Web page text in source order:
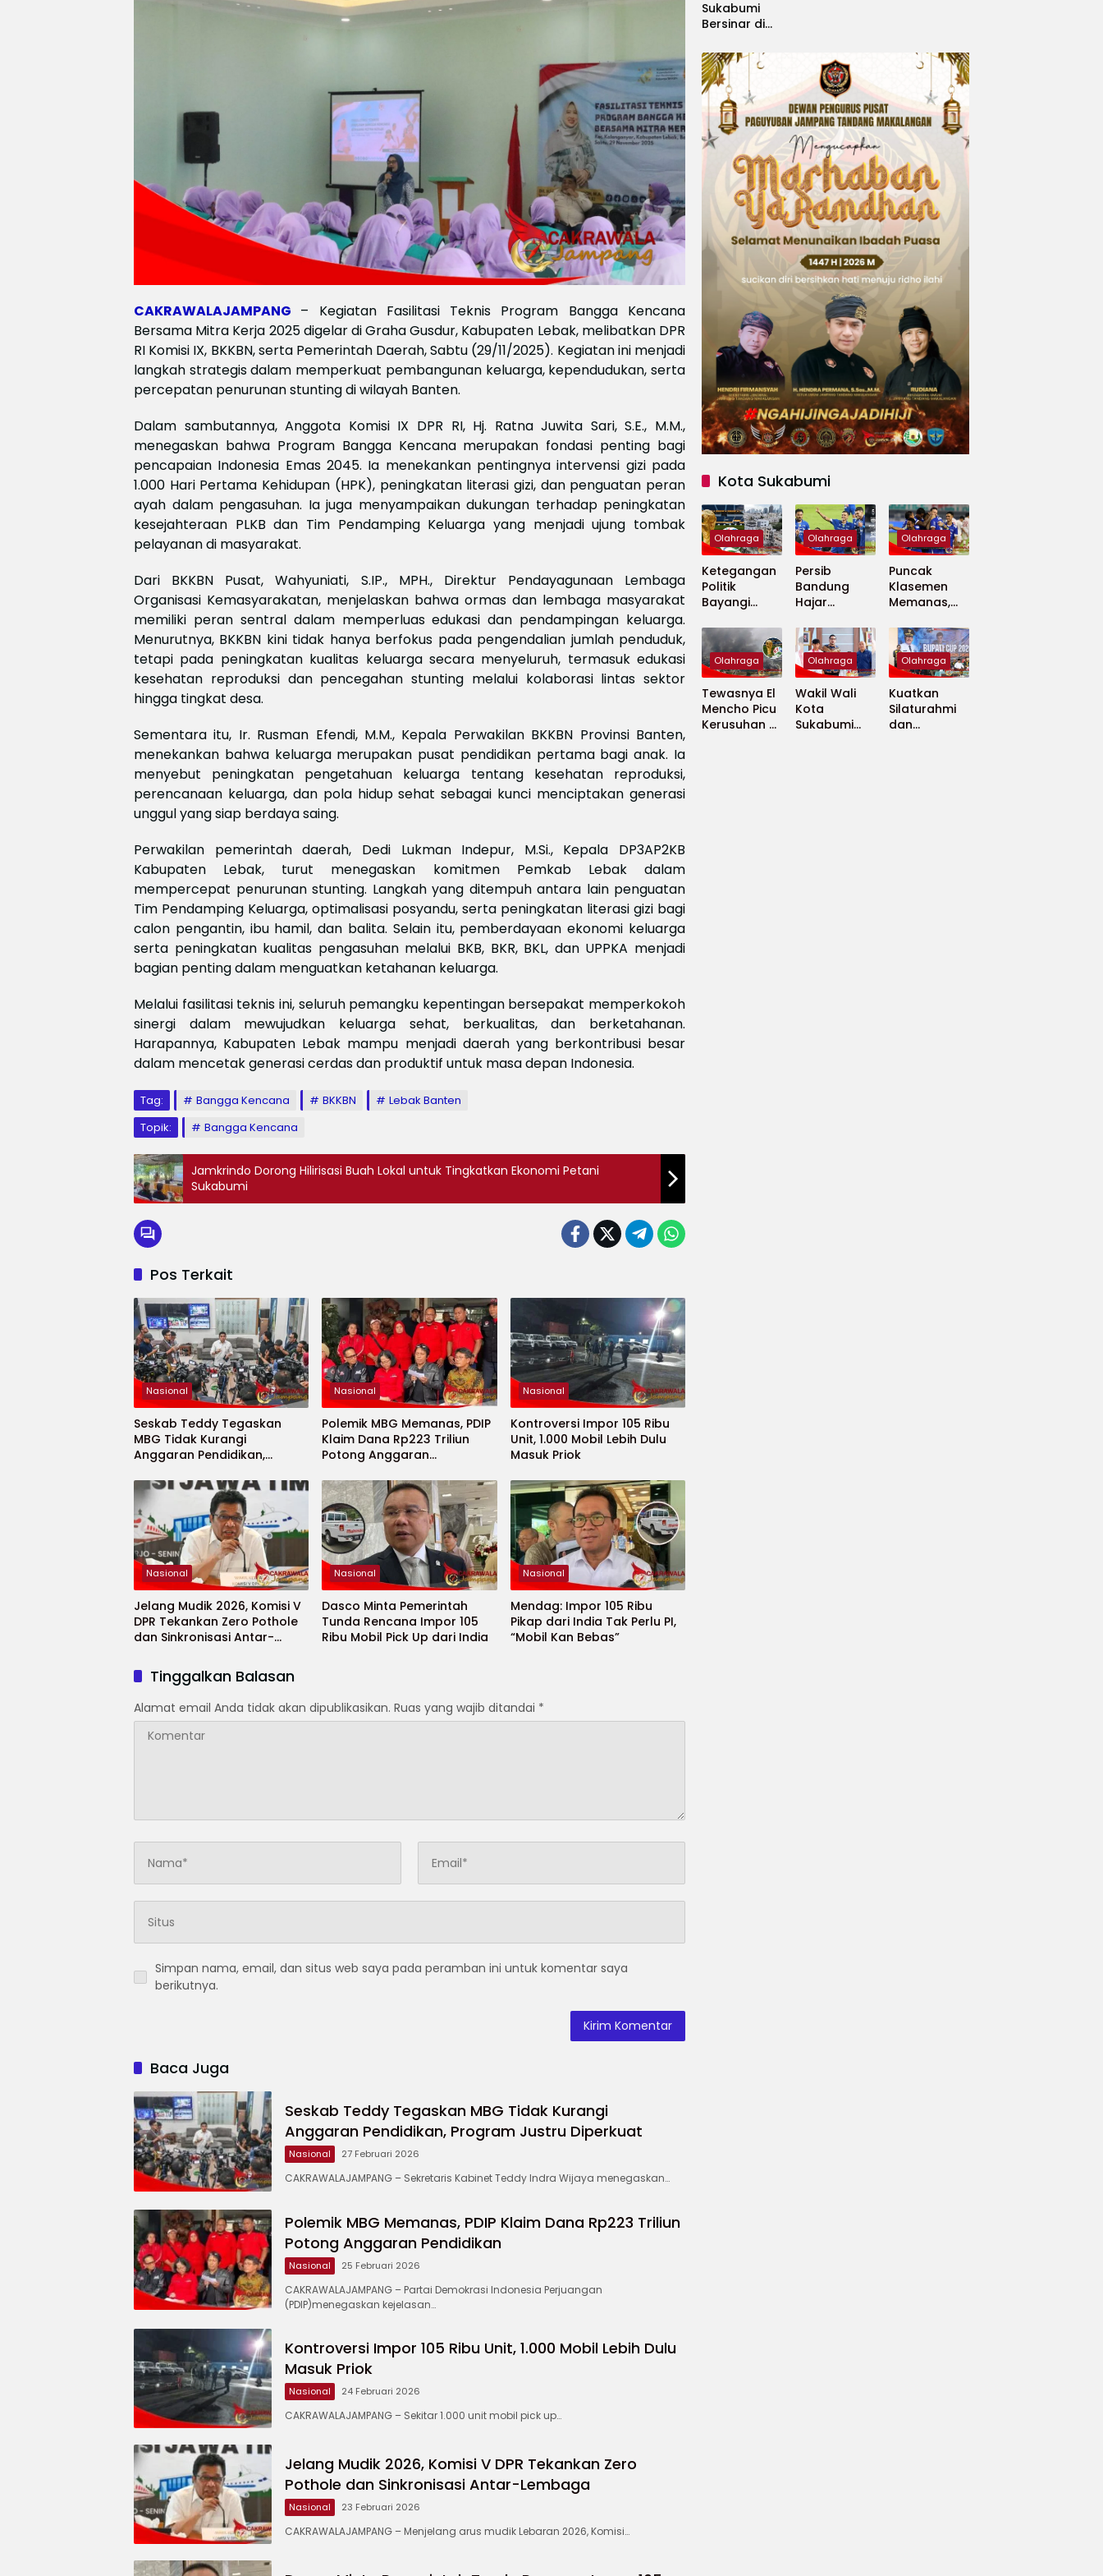
CAKRAWALAJAMPANG – Kegiatan Fasilitasi Teknis Program Bangga Kencana
Bersama Mitra Kerja 2025 digelar di Graha Gusdur, Kabupaten Lebak, melibatkan DPR
RI Komisi IX, BKKBN, serta Pemerintah Daerah, Sabtu (29/11/2025). Kegiatan ini menjadi
langkah strategis dalam memperkuat pembangunan keluarga, kependudukan, serta
percepatan penurunan stunting di wilayah Banten.
Dalam sambutannya, Anggota Komisi IX DPR RI, Hj. Ratna Juwita Sari, S.E., M.M.,
menegaskan bahwa Program Bangga Kencana merupakan fondasi penting bagi
pencapaian Indonesia Emas 2045. Ia menekankan pentingnya intervensi gizi pada
1.000 Hari Pertama Kehidupan (HPK), peningkatan literasi gizi, dan penguatan peran
ayah dalam pengasuhan. Ia juga menyampaikan dukungan terhadap peningkatan
kesejahteraan PLKB dan Tim Pendamping Keluarga yang menjadi ujung tombak
pelayanan di masyarakat.
Dari BKKBN Pusat, Wahyuniati, S.IP., MPH., Direktur Pendayagunaan Lembaga
Organisasi Kemasyarakatan, menjelaskan bahwa ormas dan lembaga masyarakat
memiliki peran sentral dalam memperluas edukasi dan pendampingan keluarga.
Menurutnya, BKKBN kini tidak hanya berfokus pada pengendalian jumlah penduduk,
tetapi pada peningkatan kualitas keluarga secara menyeluruh, termasuk edukasi
kesehatan reproduksi dan pencegahan stunting melalui kolaborasi lintas sektor
hingga tingkat desa.
Sementara itu, Ir. Rusman Efendi, M.M., Kepala Perwakilan BKKBN Provinsi Banten,
menekankan bahwa keluarga merupakan pusat pendidikan pertama bagi anak. Ia
menyebut peningkatan pengetahuan keluarga tentang kesehatan reproduksi,
perencanaan keluarga, dan pola hidup sehat sebagai kunci menciptakan generasi
unggul yang siap berdaya saing.
Perwakilan pemerintah daerah, Dedi Lukman Indepur, M.Si., Kepala DP3AP2KB
Kabupaten Lebak, turut menegaskan komitmen Pemkab Lebak dalam
mempercepat penurunan stunting. Langkah yang ditempuh antara lain penguatan
Tim Pendamping Keluarga, optimalisasi posyandu, serta peningkatan literasi gizi bagi
calon pengantin, ibu hamil, dan balita. Selain itu, pemberdayaan ekonomi keluarga
serta peningkatan kualitas pengasuhan melalui BKB, BKR, BKL, dan UPPKA menjadi
bagian penting dalam menguatkan ketahanan keluarga.
Melalui fasilitasi teknis ini, seluruh pemangku kepentingan bersepakat memperkokoh
sinergi dalam mewujudkan keluarga sehat, berkualitas, dan berketahanan.
Harapannya, Kabupaten Lebak mampu menjadi daerah yang berkontribusi besar
dalam mencetak generasi cerdas dan produktif untuk masa depan Indonesia.
Tag: Bangga Kencana BKKBN
Lebak Banten
Topik:
Bangga Kencana
Jamkrindo Dorong Hilirisasi Buah Lokal untuk Tingkatkan Ekonomi Petani
Sukabumi
Pos Terkait
Nasional
Seskab Teddy Tegaskan
MBG Tidak Kurangi
Anggaran Pendidikan,
Nasional
Polemik MBG Memanas, PDIP
Klaim Dana Rp223 Triliun
Potong Anggaran
Nasional
Kontroversi Impor 105 Ribu
Unit, 1.000 Mobil Lebih Dulu
Masuk Priok
Nasional
Jelang Mudik 2026, Komisi V
DPR Tekankan Zero Pothole
dan Sinkronisasi Antar-
Nasional
Dasco Minta Pemerintah
Tunda Rencana Impor 105
Ribu Mobil Pick Up dari India
Nasional
Mendag: Impor 105 Ribu
Pikap dari India Tak Perlu PI,
“Mobil Kan Bebas”
Tinggalkan Balasan
Alamat email Anda tidak akan dipublikasikan. Ruas yang wajib ditandai *
Simpan nama, email, dan situs web saya pada peramban ini untuk komentar saya
berikutnya.
Baca Juga
Seskab Teddy Tegaskan MBG Tidak Kurangi
Anggaran Pendidikan, Program Justru Diperkuat
Nasional 27 Februari 2026
CAKRAWALAJAMPANG – Sekretaris Kabinet Teddy Indra Wijaya menegaskan…
Polemik MBG Memanas, PDIP Klaim Dana Rp223 Triliun
Potong Anggaran Pendidikan
Nasional 25 Februari 2026
CAKRAWALAJAMPANG – Partai Demokrasi Indonesia Perjuangan
(PDIP)menegaskan kejelasan…
Kontroversi Impor 105 Ribu Unit, 1.000 Mobil Lebih Dulu
Masuk Priok
Nasional 24 Februari 2026
CAKRAWALAJAMPANG – Sekitar 1.000 unit mobil pick up…
Jelang Mudik 2026, Komisi V DPR Tekankan Zero
Pothole dan Sinkronisasi Antar-Lembaga
Nasional 23 Februari 2026
CAKRAWALAJAMPANG – Menjelang arus mudik Lebaran 2026, Komisi…
Sukabumi
Bersinar di
Gelar
Bergengsi
Ajang Idol
Kids
International
2026
Kota Sukabumi
Olahraga
Ketegangan
Politik
Bayangi
Piala Dunia
2026
Olahraga
Persib
Bandung
Hajar
United 5-0,
Perkuat
Puncak
Klasemen BRI
Super
League
Olahraga
Puncak
Klasemen
Memanas,
Persija Saling
Tekan
Olahraga
Tewasnya El
Mencho Picu
Kerusuhan di
Olahraga
Wakil Wali
Kota
Sukabumi
Olahraga
Kuatkan
Silaturahmi
dan